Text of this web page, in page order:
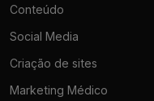
Conteúdo
Social Media
Criação de sites
Marketing Médico